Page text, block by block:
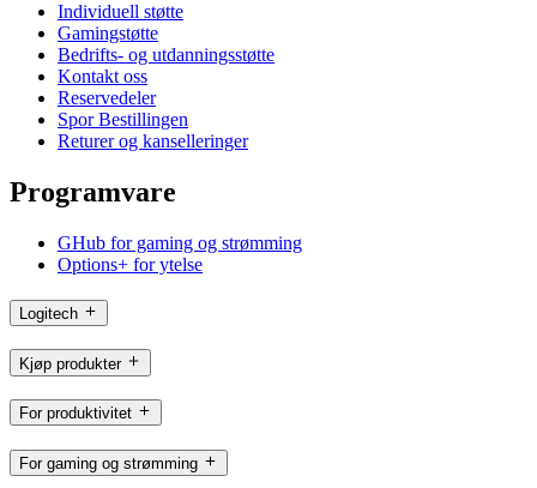
Individuell støtte
Gamingstøtte
Bedrifts- og utdanningsstøtte
Kontakt oss
Reservedeler
Spor Bestillingen
Returer og kanselleringer
Programvare
GHub for gaming og strømming
Options+ for ytelse
Logitech
Kjøp produkter
For produktivitet
For gaming og strømming